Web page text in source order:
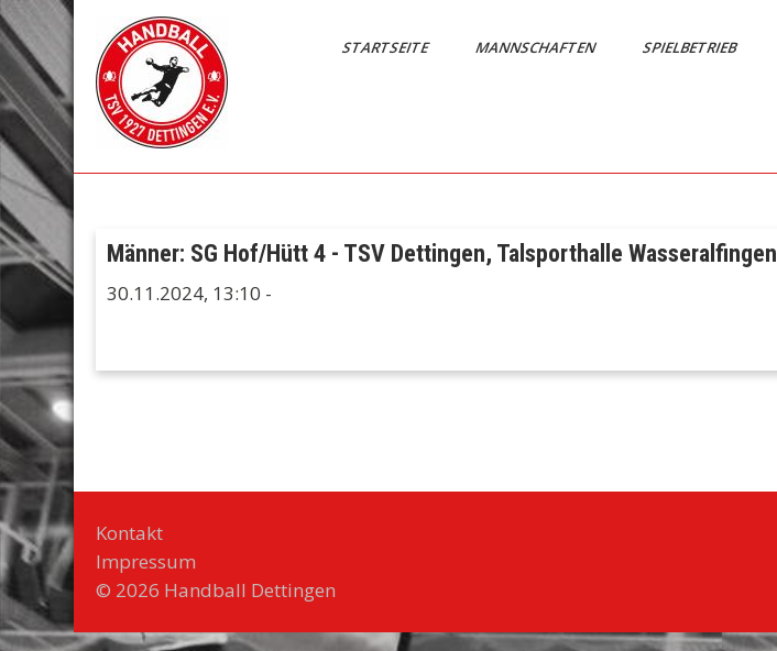
Skip
to
content
Handball
TSV 1927
STARTSEITE MANNSCHAFTEN SPIELBETRIEB
Männer: SG Hof/Hütt 4 - TSV Dettingen, Talsporthalle Wasseralfingen
30.11.2024, 13:10 -
Kontakt
Impressum
© 2026 Handball Dettingen